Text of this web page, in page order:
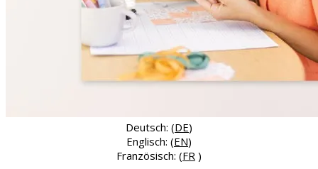
Deutsch: (DE)
Englisch: (EN)
Französisch: (FR )